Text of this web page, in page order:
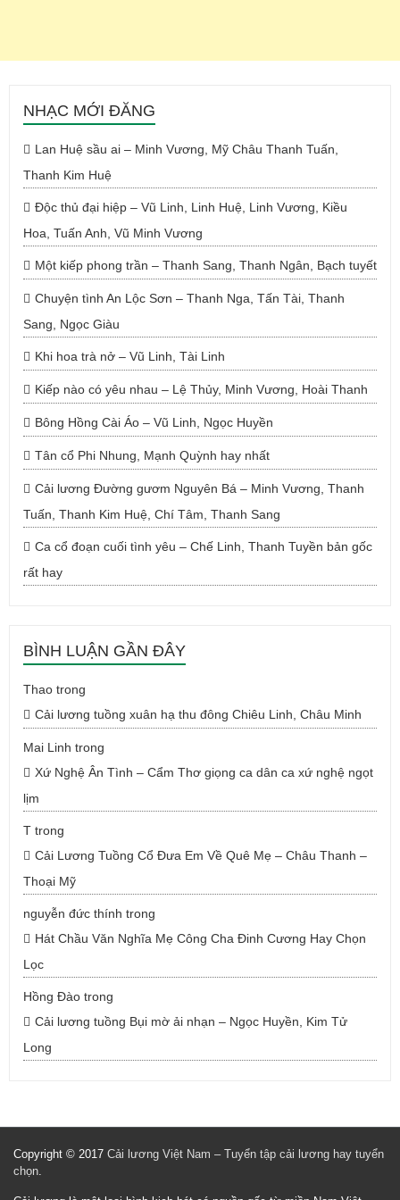
NHẠC MỚI ĐĂNG
Lan Huệ sầu ai – Minh Vương, Mỹ Châu Thanh Tuấn,
Thanh Kim Huệ
Độc thủ đại hiệp – Vũ Linh, Linh Huệ, Linh Vương, Kiều
Hoa, Tuấn Anh, Vũ Minh Vương
Một kiếp phong trần – Thanh Sang, Thanh Ngân, Bạch tuyết
Chuyện tình An Lộc Sơn – Thanh Nga, Tấn Tài, Thanh
Sang, Ngọc Giàu
Khi hoa trà nở – Vũ Linh, Tài Linh
Kiếp nào có yêu nhau – Lệ Thủy, Minh Vương, Hoài Thanh
Bông Hồng Cài Áo – Vũ Linh, Ngọc Huyền
Tân cổ Phi Nhung, Mạnh Quỳnh hay nhất
Cải lương Đường gươm Nguyên Bá – Minh Vương, Thanh
Tuấn, Thanh Kim Huệ, Chí Tâm, Thanh Sang
Ca cổ đoạn cuối tình yêu – Chế Linh, Thanh Tuyền bản gốc
rất hay
BÌNH LUẬN GẦN ĐÂY
Thao trong
Cải lương tuồng xuân hạ thu đông Chiêu Linh, Châu Minh
Mai Linh trong
Xứ Nghệ Ân Tình – Cẩm Thơ giọng ca dân ca xứ nghệ ngọt
lịm
T trong
Cải Lương Tuồng Cổ Đưa Em Về Quê Mẹ – Châu Thanh –
Thoại Mỹ
nguyễn đức thính trong
Hát Chầu Văn Nghĩa Mẹ Công Cha Đinh Cương Hay Chọn
Lọc
Hồng Đào trong
Cải lương tuồng Bụi mờ ải nhạn – Ngọc Huyền, Kim Tử
Long
Copyright © 2017 Cải lương Việt Nam – Tuyển tập cải lương hay tuyển
chọn.